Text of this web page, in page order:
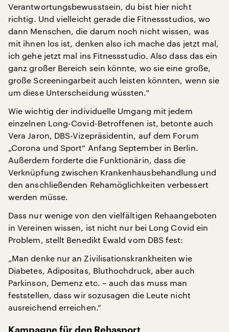
Verantwortungsbewusstsein, du bist hier nicht
richtig. Und vielleicht gerade die Fitnessstudios, wo
dann Menschen, die darum noch nicht wissen, was
mit ihnen los ist, denken also ich mache das jetzt mal,
ich gehe jetzt mal ins Fitnessstudio. Also dass das ein
ganz großer Bereich sein könnte, wo sie eine große,
große Screeningarbeit auch leisten könnten, wenn sie
um diese Unterscheidung wüssten.“
Wie wichtig der individuelle Umgang mit jedem
einzelnen Long-Covid-Betroffenen ist, betonte auch
Vera Jaron, DBS-Vizepräsidentin, auf dem Forum
„Corona und Sport“ Anfang September in Berlin.
Außerdem forderte die Funktionärin, dass die
Verknüpfung zwischen Krankenhausbehandlung und
den anschließenden Rehamöglichkeiten verbessert
werden müsse.
Dass nur wenige von den vielfältigen Rehaangeboten
in Vereinen wissen, ist nicht nur bei Long Covid ein
Problem, stellt Benedikt Ewald vom DBS fest:
„Man denke nur an Zivilisationskrankheiten wie
Diabetes, Adipositas, Bluthochdruck, aber auch
Parkinson, Demenz etc. – auch das muss man
feststellen, dass wir sozusagen die Leute nicht
ausreichend erreichen.“
Kampagne für den Rehasport